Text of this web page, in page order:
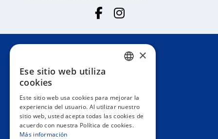
Área privada
ENGLISH
ITALIAN
×
Ese sitio web utiliza
cookies
Este sitio web usa cookies para mejorar la
experiencia del usuario. Al utilizar nuestro
sitio web, usted acepta todas las cookies de
acuerdo con nuestra Política de cookies.
Más información